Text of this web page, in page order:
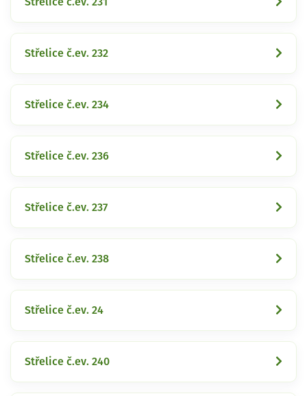
Střelice č.ev. 232
Střelice č.ev. 234
Střelice č.ev. 236
Střelice č.ev. 237
Střelice č.ev. 238
Střelice č.ev. 24
Střelice č.ev. 240